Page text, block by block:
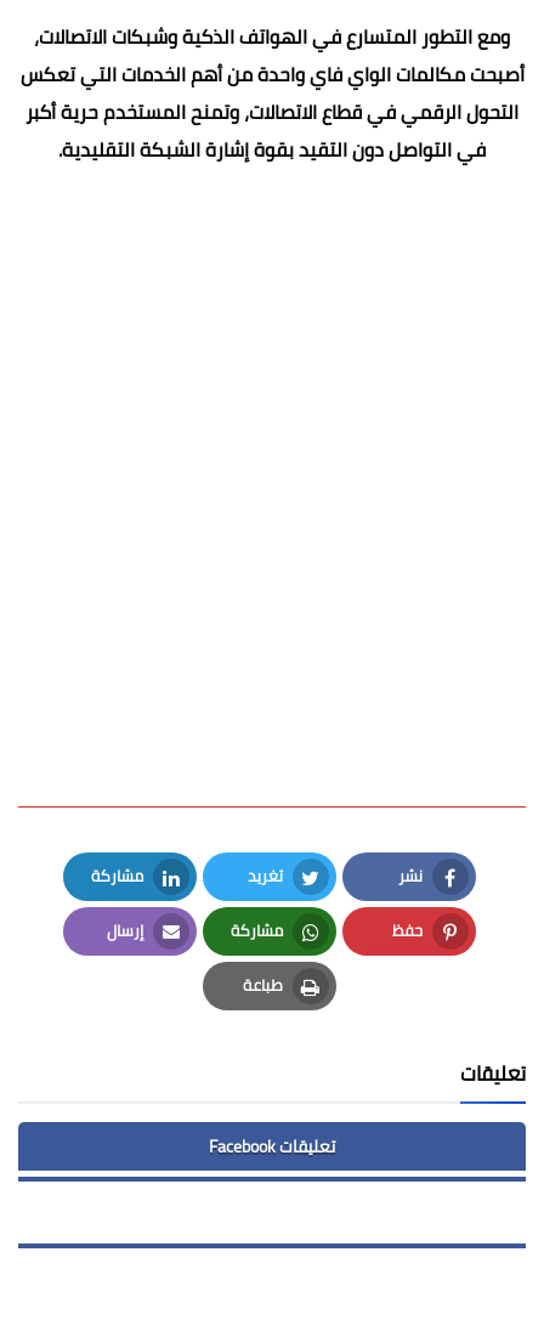
ومع التطور المتسارع في الهواتف الذكية وشبكات الاتصالات،
أصبحت مكالمات الواي فاي واحدة من أهم الخدمات التي تعكس
التحول الرقمي في قطاع الاتصالات، وتمنح المستخدم حرية أكبر
في التواصل دون التقيد بقوة إشارة الشبكة التقليدية.
نشر
Facebook
تغريد
Twitter
مشاركة
LinkedIn
حفظ
Pinterest
مشاركة
Whatsapp
إرسال
Email
طباعة
Print
تعليقات
تعليقات Facebook